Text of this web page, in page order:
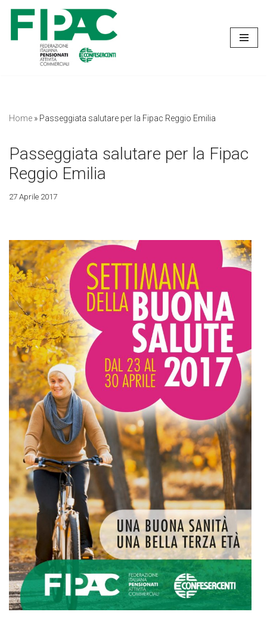
Vai
contenuto
Home » Passeggiata salutare per la Fipac Reggio Emilia
Passeggiata salutare per la Fipac
Reggio Emilia
27 Aprile 2017